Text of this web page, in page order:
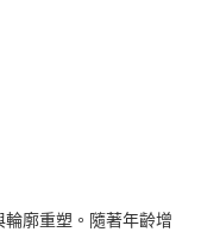
廓重塑。隨著年齡增